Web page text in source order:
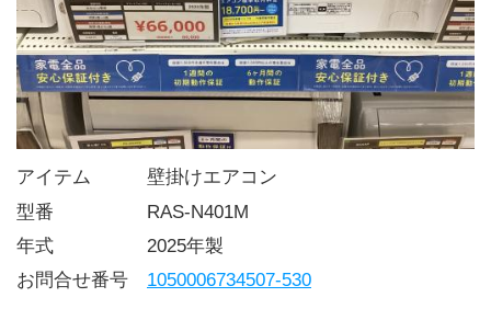
アイテム   壁掛けエアコン
型番     RAS-N401M
年式     2025年製
お問合せ番号 1050006734507-530